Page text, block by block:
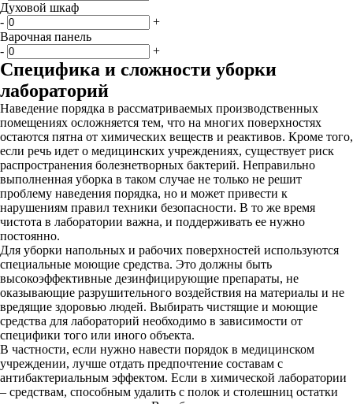
Духовой шкаф
-
+
Варочная панель
-
+
Специфика и сложности уборки
лабораторий
Наведение порядка в рассматриваемых производственных
помещениях осложняется тем, что на многих поверхностях
остаются пятна от химических веществ и реактивов. Кроме того,
если речь идет о медицинских учреждениях, существует риск
распространения болезнетворных бактерий. Неправильно
выполненная уборка в таком случае не только не решит
проблему наведения порядка, но и может привести к
нарушениям правил техники безопасности. В то же время
чистота в лаборатории важна, и поддерживать ее нужно
постоянно.
Для уборки напольных и рабочих поверхностей используются
специальные моющие средства. Это должны быть
высокоэффективные дезинфицирующие препараты, не
оказывающие разрушительного воздействия на материалы и не
вредящие здоровью людей. Выбирать чистящие и моющие
средства для лабораторий необходимо в зависимости от
специфики того или иного объекта.
В частности, если нужно навести порядок в медицинском
учреждении, лучше отдать предпочтение составам с
антибактериальным эффектом. Если в химической лаборатории
– средствам, способным удалить с полок и столешниц остатки